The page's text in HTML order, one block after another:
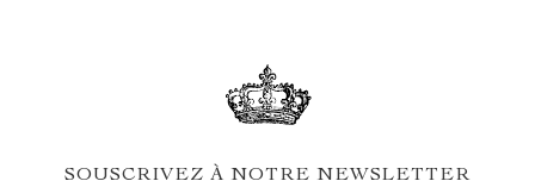
SOUSCRIVEZ À NOTRE NEWSLETTER